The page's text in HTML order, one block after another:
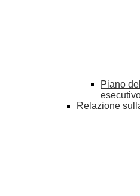
Piano
Relazione